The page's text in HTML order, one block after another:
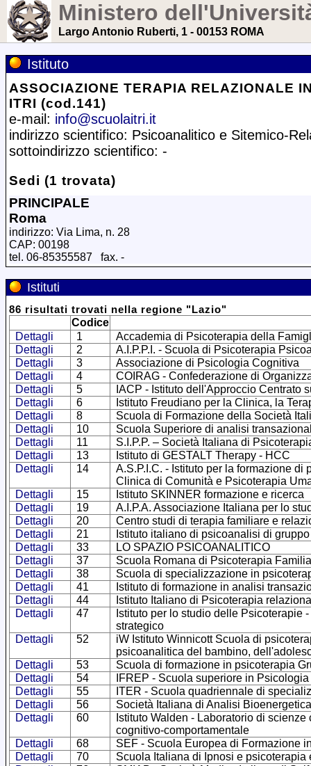
Ministero
Largo Antonio Ruberti, 1 - 00153 ROMA
Istituto
ASSOCIAZIONE TERAPIA RELAZIONALE
ITRI (cod.141)
e-mail: info@scuolaitri.it
indirizzo scientifico: Psicoanalitico e Sitemico-
sottoindirizzo scientifico: -
Sedi (1 trovata)
PRINCIPALE
Roma
indirizzo: Via Lima, n. 28
CAP: 00198
tel. 06-85355587 fax. -
Istituti
86 risultati trovati nella regione "Lazio"
Codice
Dettagli
1
Accademia di Psicoterapia della
Dettagli
2
A.I.P.P.I. - Scuola di Psicoterapia
Dettagli
3
Associazione di Psicologia Cognitiva
Dettagli
4
COIRAG - Confederazione di
Dettagli
5
IACP - Istituto dell'Approccio Centrato
Dettagli
6
Istituto Freudiano per la Clinica, la
Dettagli
8
Scuola di Formazione della Società
Dettagli
10
Scuola Superiore di analisi
Dettagli
11
S.I.P.P. – Società Italiana di
Dettagli
13
Istituto di GESTALT Therapy - HCC
Dettagli
14
A.S.P.I.C. - Istituto per la formazione
Clinica di Comunità e Psicoterapia
Dettagli
15
Istituto SKINNER formazione e ricerca
Dettagli
19
A.I.P.A. Associazione Italiana per lo
Dettagli
20
Centro studi di terapia familiare e
Dettagli
21
Istituto italiano di psicoanalisi di gruppo
Dettagli
33
LO SPAZIO PSICOANALITICO
Dettagli
37
Scuola Romana di Psicoterapia
Dettagli
38
Scuola di specializzazione in
Dettagli
41
Istituto di formazione in analisi
Dettagli
44
Istituto Italiano di Psicoterapia
Dettagli
47
Istituto per lo studio delle
strategico
Dettagli
52
iW Istituto Winnicott Scuola di
psicoanalitica del bambino,
Dettagli
53
Scuola di formazione in psicoterapia
Dettagli
54
IFREP - Scuola superiore in
Dettagli
55
ITER - Scuola quadriennale di
Dettagli
56
Società Italiana di Analisi
Dettagli
60
Istituto Walden - Laboratorio di
cognitivo-comportamentale
Dettagli
68
SEF - Scuola Europea di Formazione
Dettagli
70
Scuola Italiana di Ipnosi e psicoterapia